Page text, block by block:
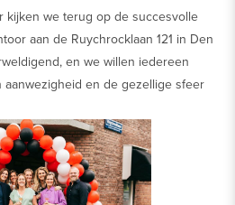
kijken we terug op de succesvolle
aan de Ruychrocklaan 121 in Den
en we willen iedereen
en de gezellige sfeer